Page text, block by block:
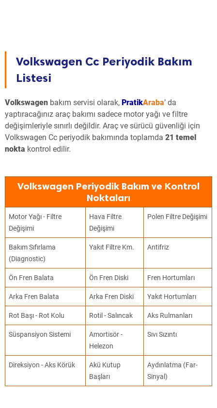
Volkswagen Cc Periyodik Bakım
Listesi
Volkswagen bakım servisi olarak, PratikAraba’ da
yaptıracağınız araç bakımı sadece motor yağı ve filtre
değişimleriyle sınırlı değildir. Araç ve sürücü güvenliği için
Volkswagen Cc periyodik bakımında toplamda 21 temel
nokta kontrol edilir.
Volkswagen Periyodik Bakım ve Kontrol
Noktaları
Motor Yağı - Filtre
Değişimi
Hava Filtre
Değişimi
Polen Filtre Değişimi
Bakım Sıfırlama
(Diagnostic)
Yakıt Filtre Km. Antifriz
Ön Fren Balata Ön Fren Diski Fren Hortumları
Arka Fren Balata Arka Fren Diski Yakıt Hortumları
Rot Başı - Rot Kolu Rotil - Salıncak Aks Rulmanları
Süspansiyon Sistemi
Amortisör -
Helezon
Sıvı Sızıntı
Direksiyon - Aks Körük
Akü Kutup
Başları
Aydınlatma (Far-
Sinyal)